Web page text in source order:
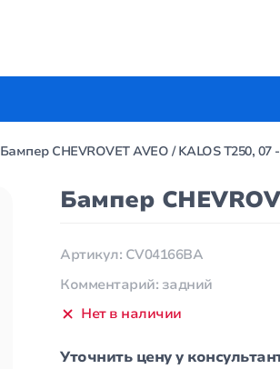
Бампер CHEVROVET AVEO / KALOS T250, 07
Бампер
Артикул: CV04166BA
Комментарий: задний
Нет в наличии
Уточнить цену у